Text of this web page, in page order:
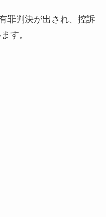
罪判決が出され、控訴
す。